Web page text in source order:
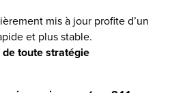
mis à jour profite d’un
et plus stable.
toute stratégie